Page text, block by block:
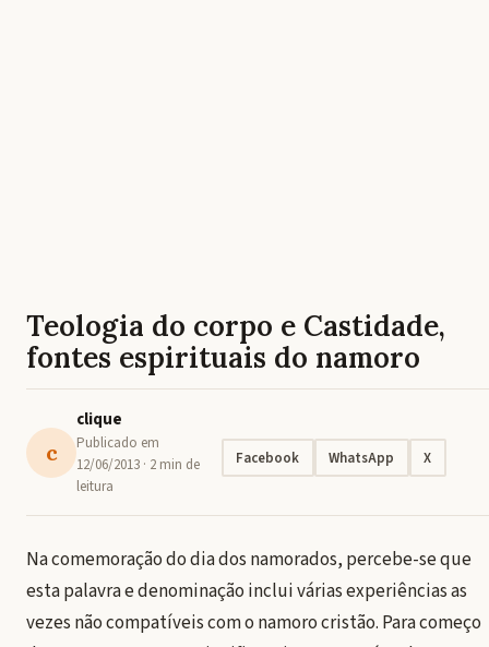
Teologia do corpo e Castidade,
fontes espirituais do namoro
c
clique
Publicado em
12/06/2013 · 2 min de
leitura
Facebook WhatsApp X
Na comemoração do dia dos namorados, percebe-se que
esta palavra e denominação inclui várias experiências as
vezes não compatíveis com o namoro cristão. Para começo